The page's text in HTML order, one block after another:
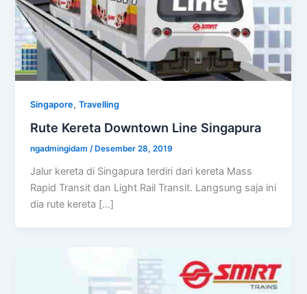
Singapore,Travelling
Rute Kereta Downtown Line Singapura
ngadmingidam/ Desember 28, 2019
Jalur kereta di Singapura terdiri dari kereta Mass
Rapid Transit dan Light Rail Transit. Langsung saja ini
dia rute kereta […]